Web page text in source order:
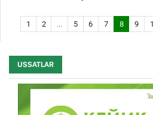
1 2 ... 5 6 7 8 9
USSATLAR